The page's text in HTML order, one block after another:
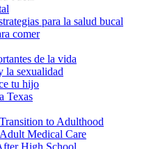
para la salud bucal
comer
de la vida
la sexualidad
tu hijo
Texas
to Adulthood
Medical Care
High School